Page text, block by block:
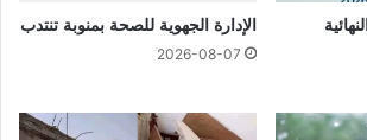
الإدارة الجهوية للصحة بمنوبة تنتدب
2026-08-07